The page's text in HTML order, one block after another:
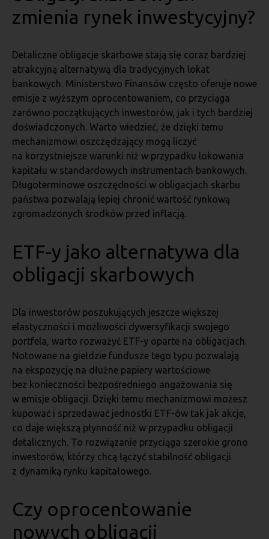
zmienia rynek inwestycyjny?
Detaliczne obligacje skarbowe stają się coraz bardziej
atrakcyjną alternatywą dla tradycyjnych lokat
bankowych. Ministerstwo Finansów często oferuje nowe
emisje z wyższym oprocentowaniem, co przyciąga
zarówno początkujących inwestorów, jak i tych bardziej
doświadczonych. Warto wiedzieć, że dzięki temu
mechanizmowi oszczędzający mogą liczyć
na korzystniejsze warunki niż w przypadku lokowania
kapitału w standardowych instrumentach bankowych.
Długoterminowe oszczędności w obligacjach skarbu
państwa pozwalają lepiej chronić wartość rynkową
zgromadzonych środków przed inflacją.
ETF-y jako alternatywa dla
obligacji skarbowych
Dla inwestorów poszukujących jeszcze większej
elastyczności i możliwości dywersyfikacji swojego
portfela, warto rozważyć ETF-y oparte na obligacjach.
Notowane na giełdzie fundusze tego typu pozwalają
na ekspozycję na dłużne papiery wartościowe
bez konieczności bezpośredniego angażowania się
w emisje obligacji. Dzięki temu mechanizmowi możesz
kupować i sprzedawać jednostki ETF-ów tak jak akcje,
co daje większą płynność niż w przypadku obligacji
detalicznych. To rozwiązanie przyciąga szerokie grono
inwestorów, którzy chcą łączyć stabilność obligacji
z dynamiką rynku kapitałowego.
Czy oprocentowanie
nowych obligacji